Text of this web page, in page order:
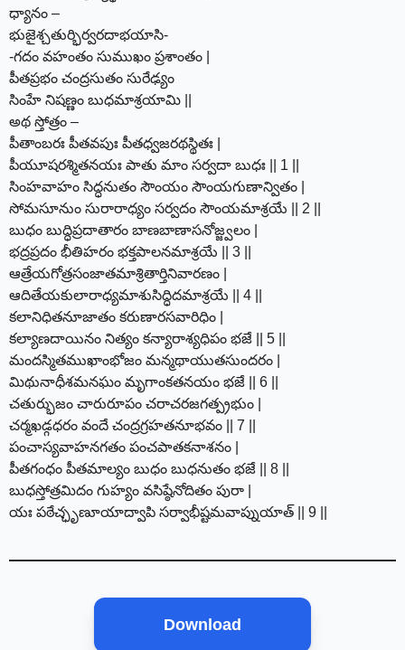
ధ్యానం –
భుజైశ్చతుర్భిర్వరదాభయాసి-
-గదం వహంతం సుముఖం ప్రశాంతం |
పీతప్రభం చంద్రసుతం సురేఢ్యం
సింహే నిషణ్ణం బుధమాశ్రయామి ||
అథ స్తోత్రం –
పీతాంబరః పీతవపుః పీతధ్వజరథస్థితః |
పీయూషరశ్మితనయః పాతు మాం సర్వదా బుధః || 1 ||
సింహవాహం సిద్ధనుతం సౌంయం సౌంయగుణాన్వితం |
సోమసూనుం సురారాధ్యం సర్వదం సౌంయమాశ్రయే || 2 ||
బుధం బుద్ధిప్రదాతారం బాణబాణాసనోజ్జ్వలం |
భద్రప్రదం భీతిహరం భక్తపాలనమాశ్రయే || 3 ||
ఆత్రేయగోత్రసంజాతమాశ్రితార్తినివారణం |
ఆదితేయకులారాధ్యమాశుసిద్ధిదమాశ్రయే || 4 ||
కలానిధితనూజాతం కరుణారసవారిధిం |
కల్యాణదాయినం నిత్యం కన్యారాశ్యధిపం భజే || 5 ||
మందస్మితముఖాంభోజం మన్మథాయుతసుందరం |
మిథునాధీశమనఘం మృగాంకతనయం భజే || 6 ||
చతుర్భుజం చారురూపం చరాచరజగత్ప్రభుం |
చర్మఖడ్గధరం వందే చంద్రగ్రహతనూభవం || 7 ||
పంచాస్యవాహనగతం పంచపాతకనాశనం |
పీతగంధం పీతమాల్యం బుధం బుధనుతం భజే || 8 ||
బుధస్తోత్రమిదం గుహ్యం వసిష్ఠేనోదితం పురా |
యః పఠేచ్ఛృణూయాద్వాపి సర్వాభీష్టమవాప్నుయాత్ || 9 ||
Download